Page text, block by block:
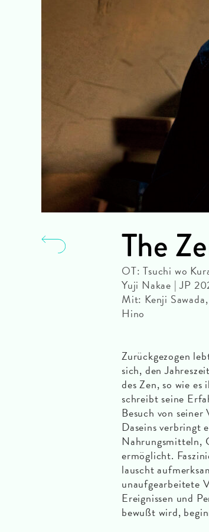
The
OT: Tsuchi wo
Yuji Nakae | JP
Mit: Kenji
Hino
Zurückgezogen
sich, den
des Zen, so wie
schreibt seine
Besuch von
Daseins verbringt
Nahrungsmitteln,
ermöglicht.
lauscht
unaufgearbeitete
Ereignissen und
bewußt wird,